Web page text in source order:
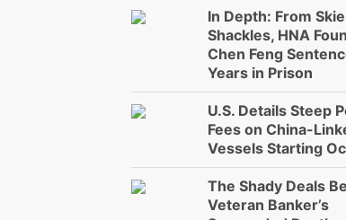
In Depth: From
Shackles, HNA
Chen Feng
Years in Prison
U.S. Details Steep
Fees on China-
Vessels Starting
The Shady Deals
Veteran Banker’s